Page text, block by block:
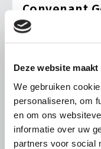
Deze website
We gebruiken
personaliseren, om
en om ons
informatie over uw
partners voor social
Convenant
Op 14 juli hebben
LTO Nederland en
telers om hun